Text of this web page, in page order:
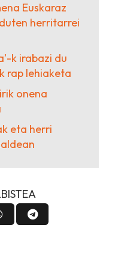
Euskaraz
herritarrei
k irabazi du
rap lehiaketa
onena
eta herri